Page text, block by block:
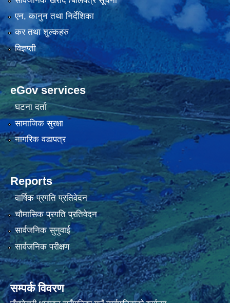
एन, कानुन तथा निर्देशिका
कर तथा शुल्कहरु
विज्ञप्ती
eGov services
घटना दर्ता
सामाजिक सुरक्षा
नागरिक वडापत्र
Reports
वार्षिक प्रगति प्रतिवेदन
चौमासिक प्रगति प्रतिवेदन
सार्वजनिक सुनुवाई
सार्वजनिक परीक्षण
सम्पर्क विवरण